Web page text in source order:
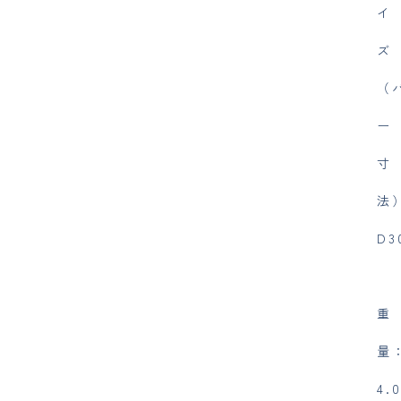
イ
ズ
（
ー
寸
法
重
量